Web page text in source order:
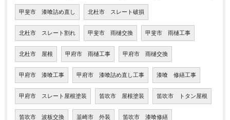
甲斐市 漆喰詰め直し 北杜市 スレート破損
北杜市 スレート割れ 甲斐市 雨樋交換 甲斐市 雨樋工事
北杜市 屋根 甲府市 雨樋工事 甲府市 雨樋交換
甲府市 漆喰工事 甲府市 漆喰詰め直し工事 漆喰 修繕工事
甲府市 スレート屋根塗装 笛吹市 屋根塗装 笛吹市 トタン屋根
笛吹市 波板交換 韮崎市 外装 笛吹市 漆喰修繕